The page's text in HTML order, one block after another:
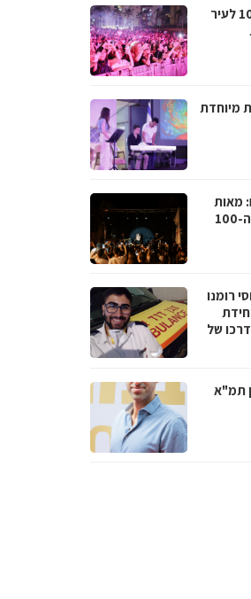
לקראת פתיחת חגיגות שנת ה-100 לעיר
מיוחדת
מאות
בני נוער חגגו את הקיץ ואת שנת ה-100
רומנו
של
תמ"א